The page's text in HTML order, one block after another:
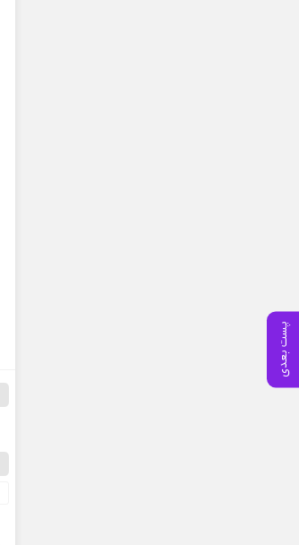
پست بعدی